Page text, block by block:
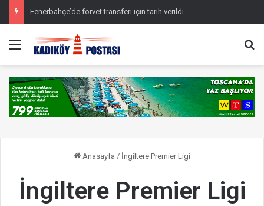
Fenerbahçe’de forvet transferi için tarih verildi
Menü
Anasayfa / İngiltere Premier Ligi
İngiltere Premier Ligi